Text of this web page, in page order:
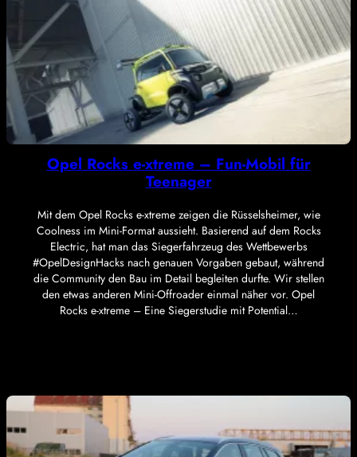
Opel Rocks e-xtreme – Fun-Mobil für
Teenager
Mit dem Opel Rocks e-xtreme zeigen die Rüsselsheimer, wie
Coolness im Mini-Format aussieht. Basierend auf dem Rocks
Electric, hat man das Siegerfahrzeug des Wettbewerbs
#OpelDesignHacks nach genauen Vorgaben gebaut, während
die Community den Bau im Detail begleiten durfte. Wir stellen
den etwas anderen Mini-Offroader einmal näher vor. Opel
Rocks e-xtreme – Eine Siegerstudie mit Potential…